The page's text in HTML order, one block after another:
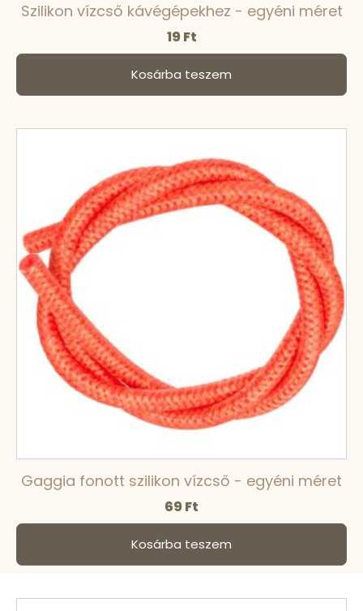
Szilikon vízcső kávégépekhez - egyéni méret
19Ft
Kosárba teszem
Gaggia fonott szilikon vízcső - egyéni méret
69Ft
Kosárba teszem